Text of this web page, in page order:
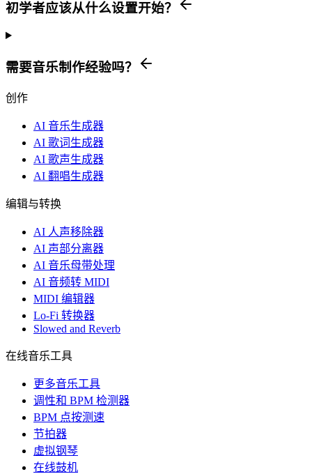
初学者应该从什么设置开始？
需要音乐制作经验吗？
创作
AI 音乐生成器
AI 歌词生成器
AI 歌声生成器
AI 翻唱生成器
编辑与转换
AI 人声移除器
AI 声部分离器
AI 音乐母带处理
AI 音频转 MIDI
MIDI 编辑器
Lo-Fi 转换器
Slowed and Reverb
在线音乐工具
更多音乐工具
调性和 BPM 检测器
BPM 点按测速
节拍器
虚拟钢琴
在线鼓机